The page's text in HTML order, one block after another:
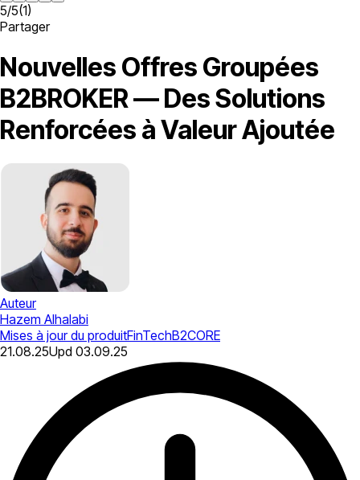
5/5(1)
Partager
Nouvelles Offres Groupées
B2BROKER — Des Solutions
Renforcées à Valeur Ajoutée
Auteur
Hazem Alhalabi
Mises à jour du produitFinTechB2CORE
21.08.25Upd 03.09.25